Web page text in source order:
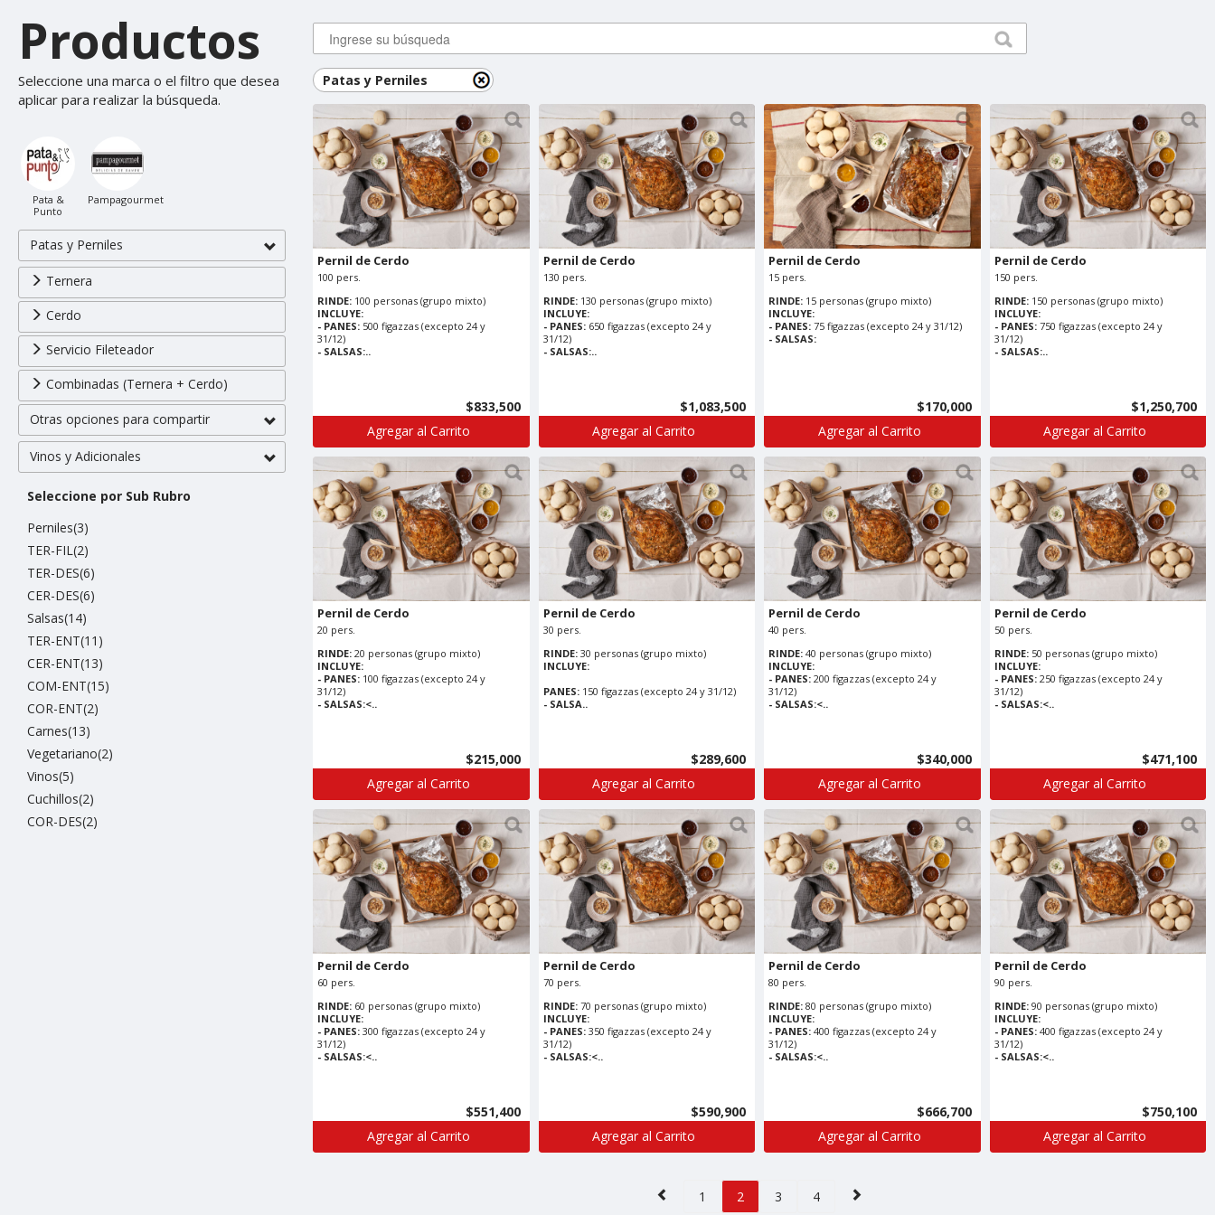
Productos
Seleccione una marca o el filtro que desea
aplicar para realizar la búsqueda.
Pata &
Punto
Pampagourmet
Patas y Perniles
Ternera
Cerdo
Servicio Fileteador
Combinadas (Ternera + Cerdo)
Otras opciones para compartir
Vinos y Adicionales
Seleccione por Sub Rubro
Perniles(3)
TER-FIL(2)
TER-DES(6)
CER-DES(6)
Salsas(14)
TER-ENT(11)
CER-ENT(13)
COM-ENT(15)
COR-ENT(2)
Carnes(13)
Vegetariano(2)
Vinos(5)
Cuchillos(2)
COR-DES(2)
Patas y Perniles
Pernil de Cerdo
100 pers.
RINDE: 100 personas (grupo mixto)
INCLUYE:
- PANES: 500 figazzas (excepto 24 y
31/12)
- SALSAS:..
$833,500
Agregar al Carrito
Pernil de Cerdo
130 pers.
RINDE: 130 personas (grupo mixto)
INCLUYE:
- PANES:650 figazzas (excepto 24 y
31/12)
- SALSAS:..
$1,083,500
Agregar al Carrito
Pernil de Cerdo
15 pers.
RINDE: 15 personas (grupo mixto)
INCLUYE:
- PANES: 75 figazzas (excepto 24 y 31/12)
- SALSAS:
$170,000
Agregar al Carrito
Pernil de Cerdo
150 pers.
RINDE: 150 personas (grupo mixto)
INCLUYE:
- PANES:750 figazzas (excepto 24 y
31/12)
- SALSAS:..
$1,250,700
Agregar al Carrito
Pernil de Cerdo
20 pers.
RINDE: 20 personas (grupo mixto)
INCLUYE:
- PANES: 100 figazzas (excepto 24 y
31/12)
- SALSAS:<..
$215,000
Agregar al Carrito
Pernil de Cerdo
30 pers.
RINDE: 30 personas (grupo mixto)
INCLUYE:
PANES:150 figazzas (excepto 24 y 31/12)
- SALSA..
$289,600
Agregar al Carrito
Pernil de Cerdo
40 pers.
RINDE: 40 personas (grupo mixto)
INCLUYE:
- PANES: 200 figazzas (excepto 24 y
31/12)
- SALSAS:<..
$340,000
Agregar al Carrito
Pernil de Cerdo
50 pers.
RINDE: 50 personas (grupo mixto)
INCLUYE:
- PANES:250 figazzas (excepto 24 y
31/12)
- SALSAS:<..
$471,100
Agregar al Carrito
Pernil de Cerdo
60 pers.
RINDE: 60 personas (grupo mixto)
INCLUYE:
- PANES: 300 figazzas (excepto 24 y
31/12)
- SALSAS:<..
$551,400
Agregar al Carrito
Pernil de Cerdo
70 pers.
RINDE: 70 personas (grupo mixto)
INCLUYE:
- PANES:350 figazzas (excepto 24 y
31/12)
- SALSAS:<..
$590,900
Agregar al Carrito
Pernil de Cerdo
80 pers.
RINDE: 80 personas (grupo mixto)
INCLUYE:
- PANES: 400 figazzas (excepto 24 y
31/12)
- SALSAS:<..
$666,700
Agregar al Carrito
Pernil de Cerdo
90 pers.
RINDE: 90 personas (grupo mixto)
INCLUYE:
- PANES:400 figazzas (excepto 24 y
31/12)
- SALSAS:<..
$750,100
Agregar al Carrito
1 2 3 4